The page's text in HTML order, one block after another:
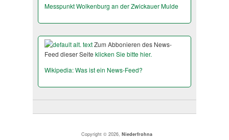
Messpunkt Wolkenburg an der Zwickauer Mulde
Zum Abbonieren des News-
Feed dieser Seite klicken Sie bitte hier.
Wikipedia: Was ist ein News-Feed?
Copyright © 2026,Niederfrohna